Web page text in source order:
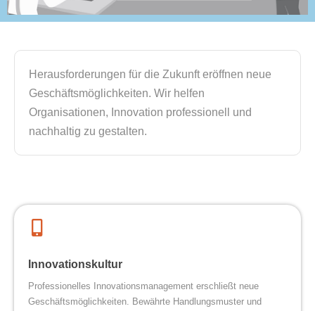
Herausforderungen für die Zukunft eröffnen neue
Geschäftsmöglichkeiten. Wir helfen
Organisationen, Innovation professionell und
nachhaltig zu gestalten.
Innovationskultur
Professionelles Innovationsmanagement erschließt neue
Geschäftsmöglichkeiten. Bewährte Handlungsmuster und